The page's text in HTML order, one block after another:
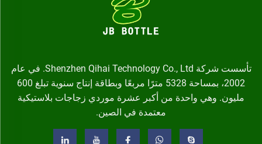
تأسست شركة Shenzhen Qihai Technology Co., Ltd. في عام
2002، بمساحة 5328 مترًا مربعًا وبطاقة إنتاج سنوية تبلغ 600
مليون. وهي واحدة من أكبر عشرة موردي زجاجات بلاستيكية
معتمدة في الصين.